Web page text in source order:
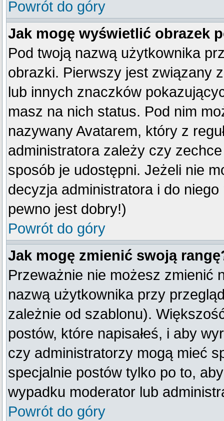
Powrót do góry
Jak mogę wyświetlić obrazek
Pod twoją nazwą użytkownika
obrazki. Pierwszy jest związany
lub innych znaczków
masz na nich status. Pod nim
nazywany Avatarem, który z
administratora zależy czy
sposób je udostępni. Jeżeli nie
decyzja administratora i do
pewno jest dobry!)
Powrót do góry
Jak mogę zmienić swoją
Przeważnie nie możesz zmienić
nazwą użytkownika przy
zależnie od szablonu).
postów, które napisałeś, i aby
czy administratorzy mogą mieć
specjalnie postów tylko po to,
wypadku moderator lub
Powrót do góry